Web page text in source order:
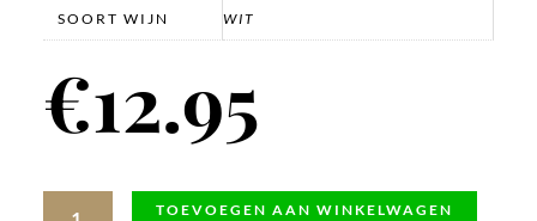
SOORT WIJN WIT
€12.95
TOEVOEGEN AAN WINKELWAGEN